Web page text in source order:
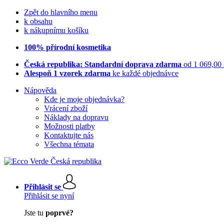
Zpět do hlavního menu
k obsahu
k nákupnímu košíku
100% přírodní kosmetika
Česká republika: Standardní doprava zdarma od 1 069,00
Alespoň 1 vzorek zdarma ke každé objednávce
Nápověda
Kde je moje objednávka?
Vrácení zboží
Náklady na dopravu
Možnosti platby
Kontaktujte nás
Všechna témata
Přihlásit se
Přihlásit se nyní
Jste tu poprvé?